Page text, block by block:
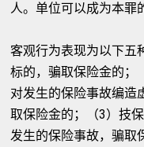
人。单位可以成为本罪
客观行为表现为以下五
标的，骗取保险金的；
对发生的保险事故编造
取保险金的；（3）技
发生的保险事故，骗取